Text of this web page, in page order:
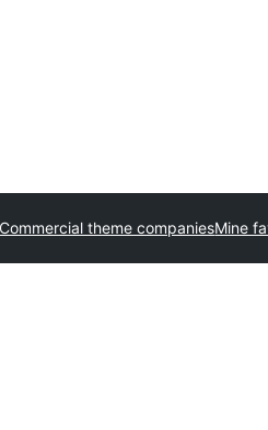
Commercial theme companiesMine